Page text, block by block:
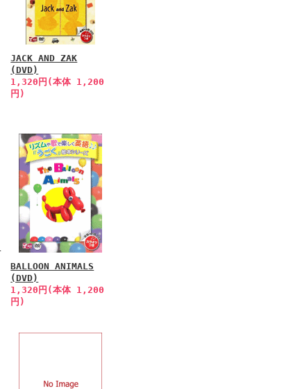
JACK AND ZAK
(DVD)
1,320円(本体 1,200
円)
BALLOON ANIMALS
(DVD)
1,320円(本体 1,200
円)